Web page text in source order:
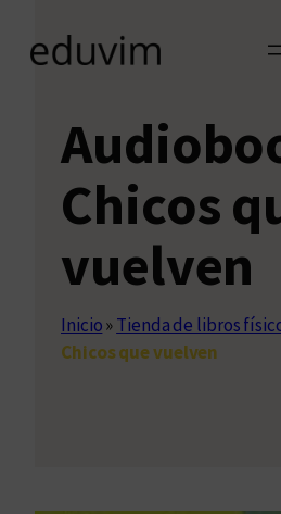
Chicos
vuelven
Inicio»Tienda de libros
Chicos que vuelven